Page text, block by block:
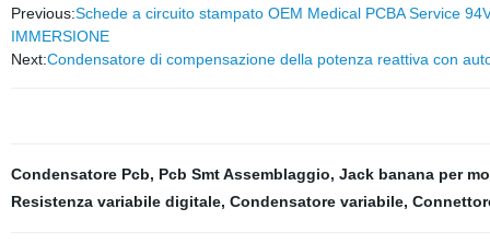
Previous:Schede a circuito stampato OEM Medical PCBA Service
IMMERSIONE
Next:Condensatore di compensazione della potenza reattiva con
Condensatore Pcb, Pcb Smt Assemblaggio, Jack banana per
Resistenza variabile digitale, Condensatore variabile,